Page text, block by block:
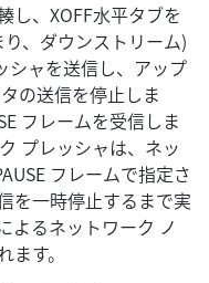
し、XOFF水平タブを
、ダウンストリーム)
シャを送信し、アップ
の送信を停止しま
フレームを受信しま
プレッシャは、ネッ
フレームで指定さ
を一時停止するまで実
よるネットワーク ノ
す。